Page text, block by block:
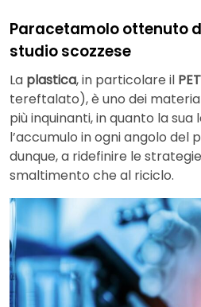
Paracetamolo ottenuto
studio scozzese
La plastica, in particolare il PET
tereftalato), è uno dei
più inquinanti, in quanto la
l’accumulo in ogni angolo del
dunque, a ridefinire le
smaltimento che al riciclo.